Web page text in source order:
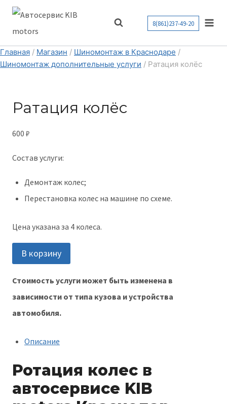
Перейти
8(861)237-49-20
Главная / Магазин / Шиномонтаж в Краснодаре /
Шиномонтаж дополнительные услуги / Ратация колёс
Ратация колёс
600 ₽
Состав услуги:
Демонтаж колес;
Перестановка колес на машине по схеме.
Цена указана за 4 колеса.
Количество
товара
Ратация
колёс
В корзину
Стоимость услуги может быть изменена в
зависимости от типа кузова и устройства
автомобиля.
Описание
Ротация колес в
автосервисе KIB